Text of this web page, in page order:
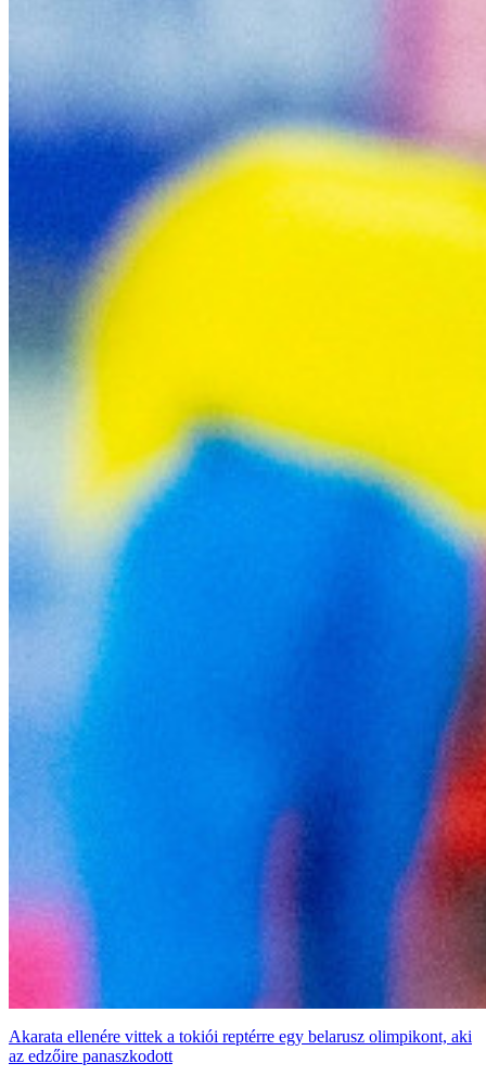
Akarata ellenére vittek a tokiói reptérre egy belarusz olimpikont, aki
az edzőire panaszkodott